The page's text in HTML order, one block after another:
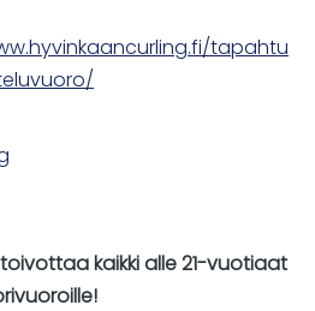
tapahtu
kaikki alle 21-vuotiaat